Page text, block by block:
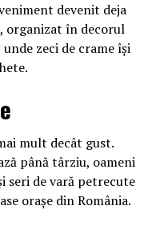
devenit deja
organizat în decorul
zeci de crame își
mult decât gust.
până târziu, oameni
seri de vară petrecute
orașe din România.